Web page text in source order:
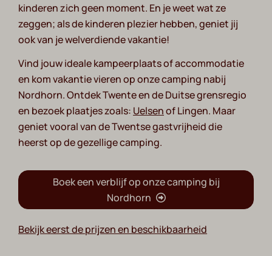
kinderen zich geen moment. En je weet wat ze
zeggen; als de kinderen plezier hebben, geniet jij
ook van je welverdiende vakantie!
Vind jouw ideale kampeerplaats of accommodatie
en kom vakantie vieren op onze camping nabij
Nordhorn. Ontdek Twente en de Duitse grensregio
en bezoek plaatjes zoals: Uelsenof Lingen. Maar
geniet vooral van de Twentse gastvrijheid die
heerst op de gezellige camping.
Boek een verblijf op onze camping bij
Nordhorn
Bekijk eerst de prijzen en beschikbaarheid